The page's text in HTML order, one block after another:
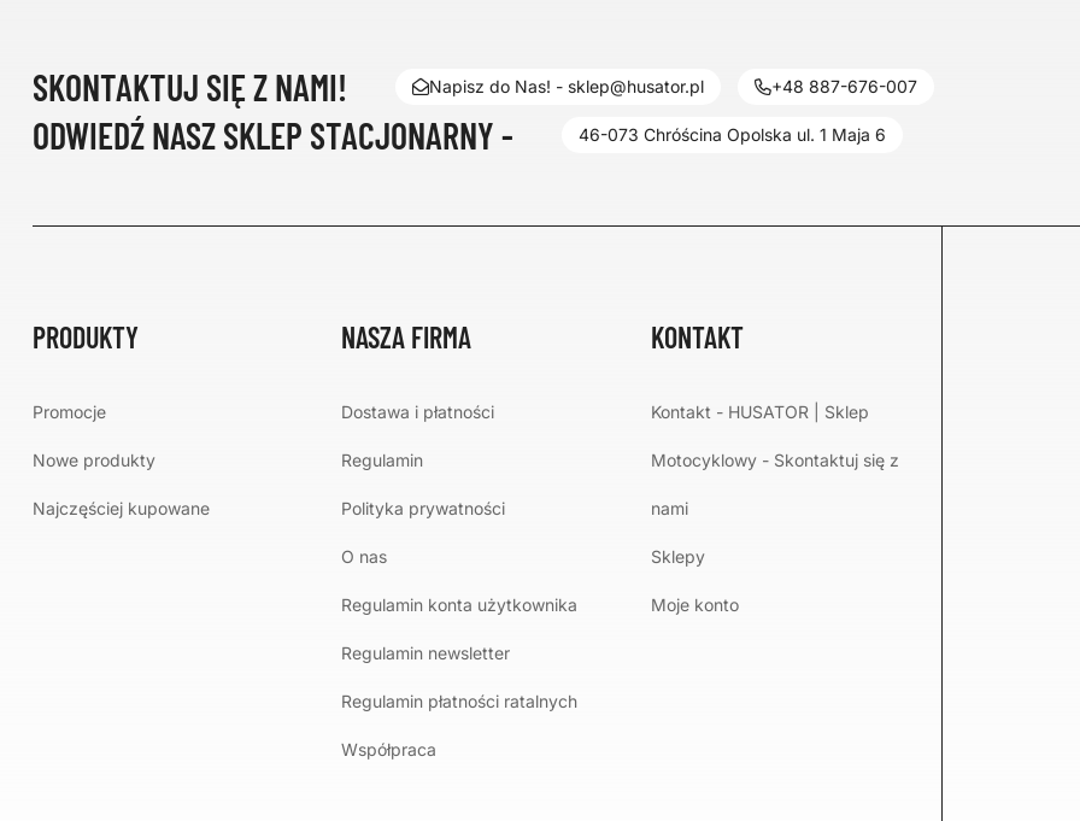
SKONTAKTUJ SIĘ Z NAMI! Napisz do Nas! - sklep@husator.pl +48 887-676-007
ODWIEDŹ NASZ SKLEP STACJONARNY - 46-073 Chróścina Opolska ul. 1 Maja 6
PRODUKTY
Promocje
Nowe produkty
Najczęściej kupowane
NASZA FIRMA
Dostawa i płatności
Regulamin
Polityka prywatności
O nas
Regulamin konta użytkownika
Regulamin newsletter
Regulamin płatności ratalnych
Współpraca
KONTAKT
Kontakt - HUSATOR | Sklep
Motocyklowy - Skontaktuj się z
nami
Sklepy
Moje konto